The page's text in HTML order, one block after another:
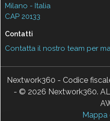
Milano - Italia
CAP 20133
Contatti
Contatta il nostro team per
Nextwork360 - Codice
- © 2026 Nextwork360.
Mappa